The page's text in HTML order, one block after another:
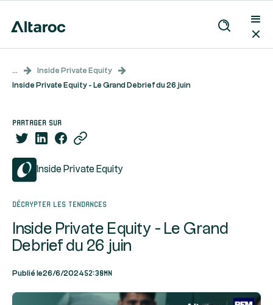
...
Inside Private Equity
Inside Private Equity - Le Grand Debrief du 26 juin
partager sur
Inside Private Equity
Décrypter les tendances
Inside Private Equity - Le Grand
Debrief du 26 juin
Publié le26/6/202452:30mn